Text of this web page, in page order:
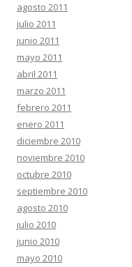
agosto 2011
julio 2011
junio 2011
mayo 2011
abril 2011
marzo 2011
febrero 2011
enero 2011
diciembre 2010
noviembre 2010
octubre 2010
septiembre 2010
agosto 2010
julio 2010
junio 2010
mayo 2010